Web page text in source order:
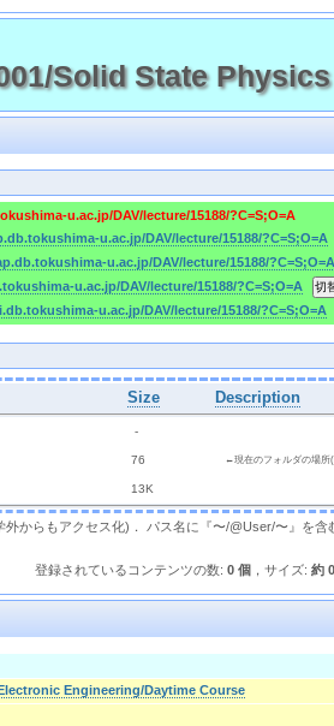
Solid State
u.ac.jp/DAV/lecture/15188/?C=S;O=A
u.ac.jp/DAV/lecture/15188/?C=S;O=A
u.ac.jp/DAV/lecture/15188/?C=S;O=A
u.ac.jp/DAV/lecture/15188/?C=S;O=A
u.ac.jp/DAV/lecture/15188/?C=S;O=A
Size
Description
  -
76 ←現在のフォルダの場
13K
からもアクセス化)． パス名に『〜/@User/〜』を
登録されているコンテンツの数:0 個 ，サイズ:約
Engineering/Daytime Course